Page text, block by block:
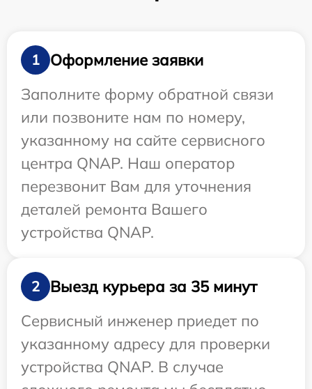
1
Оформление заявки
Заполните форму обратной связи
или позвоните нам по номеру,
указанному на сайте сервисного
центра QNAP. Наш оператор
перезвонит Вам для уточнения
деталей ремонта Вашего
устройства QNAP.
2
Выезд курьера за 35 минут
Сервисный инженер приедет по
указанному адресу для проверки
устройства QNAP. В случае